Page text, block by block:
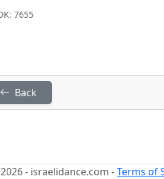
7655
Back
- israelidance.com -Terms of